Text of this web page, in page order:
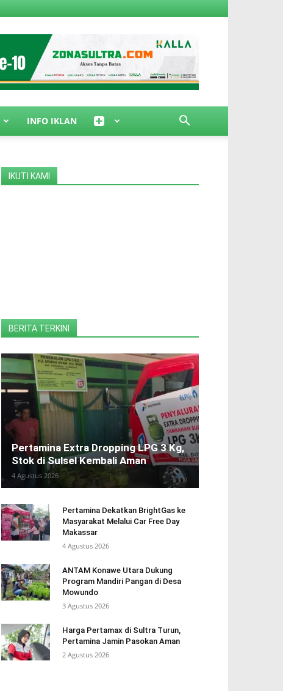
INFO IKLAN
IKUTI KAMI
BERITA TERKINI
Pertamina Extra Dropping LPG 3 Kg,
Stok di Sulsel Kembali Aman
4 Agustus 2026
Pertamina Dekatkan BrightGas ke
Masyarakat Melalui Car Free Day
Makassar
4 Agustus 2026
ANTAM Konawe Utara Dukung
Program Mandiri Pangan di Desa
Mowundo
3 Agustus 2026
Harga Pertamax di Sultra Turun,
Pertamina Jamin Pasokan Aman
2 Agustus 2026